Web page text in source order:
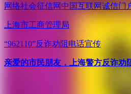
网络社会征信网 中国互联网诚信门
上海市工商管理局
“962110”反诈劝阻电话宣传
亲爱的市民朋友，上海警方反诈劝